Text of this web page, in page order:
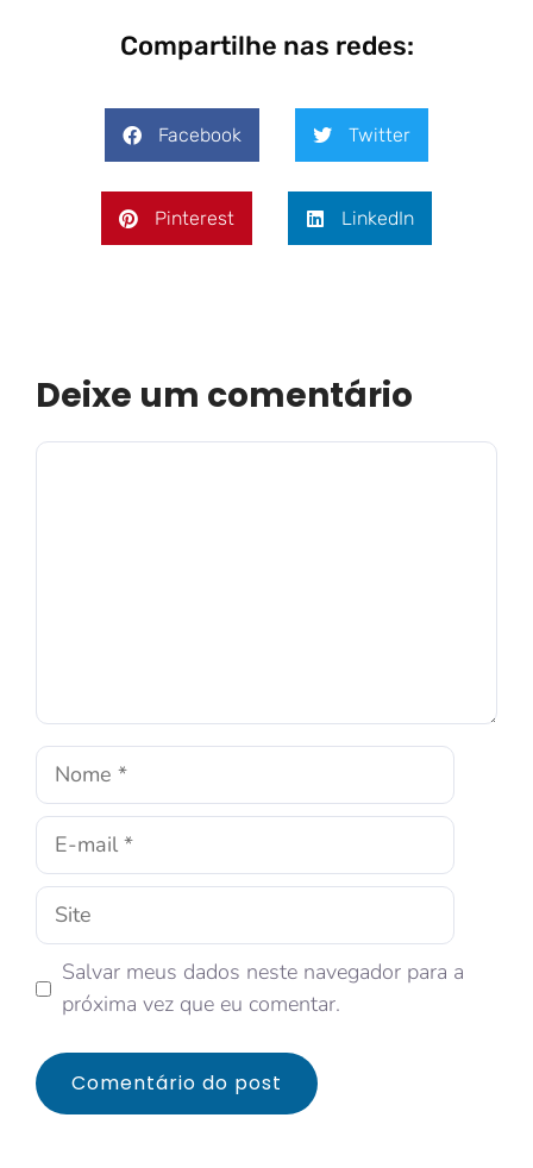
Compartilhe nas redes:
Facebook Twitter
Pinterest LinkedIn
Deixe um comentário
Salvar meus dados neste navegador para a
próxima vez que eu comentar.